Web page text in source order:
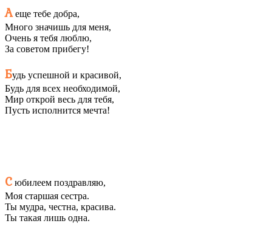
А еще тебе добра,
Много значишь для меня,
Очень я тебя люблю,
За советом прибегу!
Будь успешной и красивой,
Будь для всех необходимой,
Мир открой весь для тебя,
Пусть исполнится мечта!
С юбилеем поздравляю,
Моя старшая сестра.
Ты мудра, честна, красива.
Ты такая лишь одна.